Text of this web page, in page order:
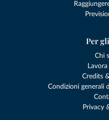
Per
Chi
Credits
Condizioni generali
Privacy